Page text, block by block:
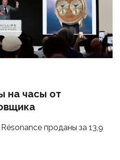
на часы от
проданы за 13,9